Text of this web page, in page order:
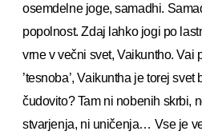
osemdelne joge, samadhi.
popolnost. Zdaj lahko jogi po
vrne v večni svet, Vaikuntho. Vai
’tesnoba’, Vaikuntha je torej
čudovito? Tam ni nobenih skrbi,
stvarjenja, ni uničenja… Vse je